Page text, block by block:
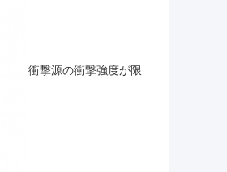
衝撃源の衝撃強度が限